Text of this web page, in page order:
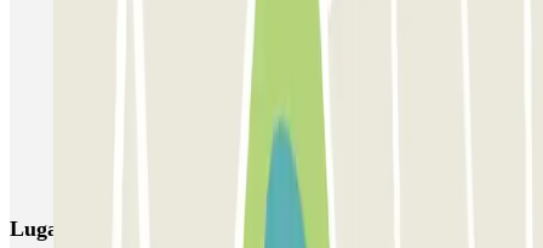
AENA Aeropuerto de Alicante-Elche - General P1
Aeroparking Alicante - Valet - Exterior / Descubierto
EMZ - Valet - Aeropuerto de Alicante - Cubierto/Semicubierto
Lugares y eventos interesantes cerca de The Best